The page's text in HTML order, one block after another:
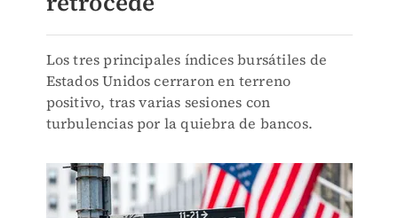
Los tres principales índices bursátiles de
Estados Unidos cerraron en terreno
positivo, tras varias sesiones con
turbulencias por la quiebra de bancos.